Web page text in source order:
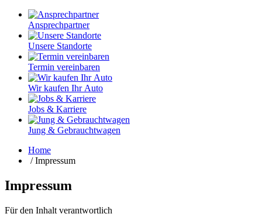
Ansprech­partner
Unsere Standorte
Termin vereinbaren
Wir kaufen Ihr Auto
Jobs & Karriere
Jung & Gebrauchtwagen
Home
/Impressum
Impressum
Für den Inhalt verantwortlich